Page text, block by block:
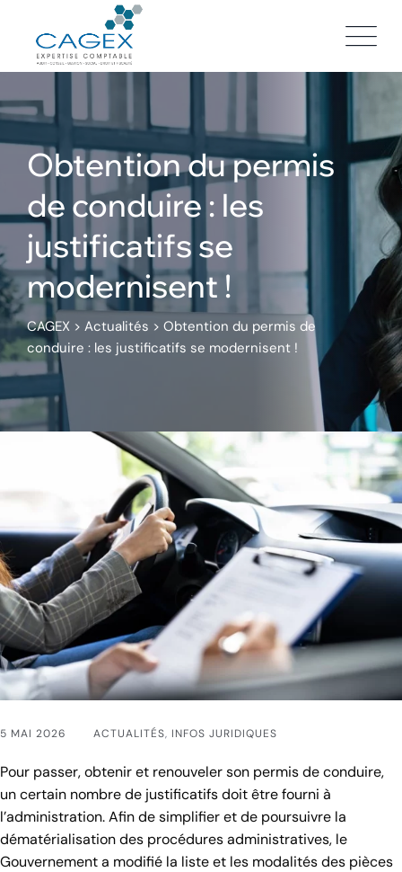
content
Obtention du permis
de conduire : les
justificatifs se
modernisent !
CAGEX > Actualités > Obtention du permis de
conduire : les justificatifs se modernisent !
5 MAI 2026 ACTUALITÉS, INFOS JURIDIQUES
Pour passer, obtenir et renouveler son permis de conduire,
un certain nombre de justificatifs doit être fourni à
l’administration. Afin de simplifier et de poursuivre la
dématérialisation des procédures administratives, le
Gouvernement a modifié la liste et les modalités des pièces